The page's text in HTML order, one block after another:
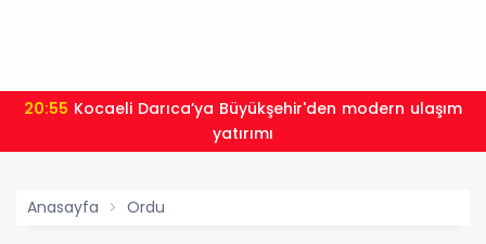
20:55
yatırımı
Anasayfa Ordu